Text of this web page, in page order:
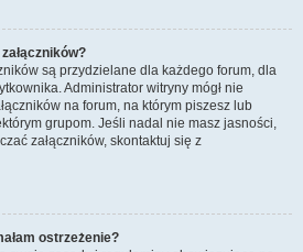
są przydzielane dla każdego forum, dla
Administrator witryny mógł nie
na forum, na którym piszesz lub
grupom. Jeśli nadal nie masz jasności,
załączników, skontaktuj się z
ostrzeżenie?